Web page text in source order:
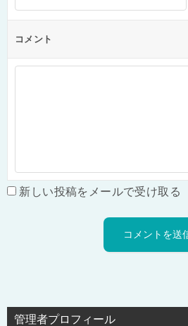
コメント
新しい投稿をメールで受け取る
管理者プロフィール